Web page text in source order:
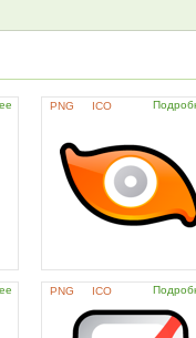
PNG ICO
PNG ICO